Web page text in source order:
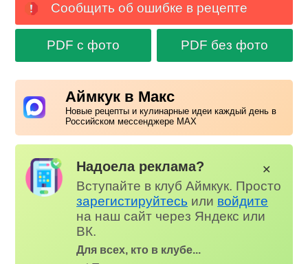
Сообщить об ошибке в рецепте
PDF с фото PDF без фото
Аймкук в Макс
Новые рецепты и кулинарные идеи каждый день в
Российском мессенджере MAX
Надоела реклама?
Вступайте в клуб Аймкук. Просто
зарегистируйтесь или войдите
на наш сайт через Яндекс или
ВК.
Для всех, кто в клубе...
✕